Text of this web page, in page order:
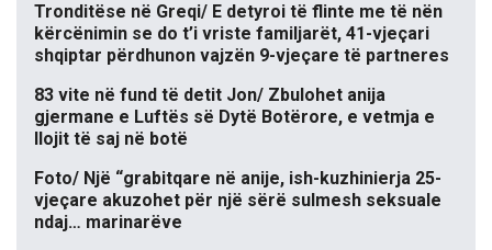
Tronditëse në Greqi/ E detyroi të flinte me të nën
kërcënimin se do t’i vriste familjarët, 41-vjeçari
shqiptar përdhunon vajzën 9-vjeçare të partneres
83 vite në fund të detit Jon/ Zbulohet anija
gjermane e Luftës së Dytë Botërore, e vetmja e
llojit të saj në botë
Foto/ Një “grabitqare në anije, ish-kuzhinierja 25-
vjeçare akuzohet për një sërë sulmesh seksuale
ndaj… marinarëve